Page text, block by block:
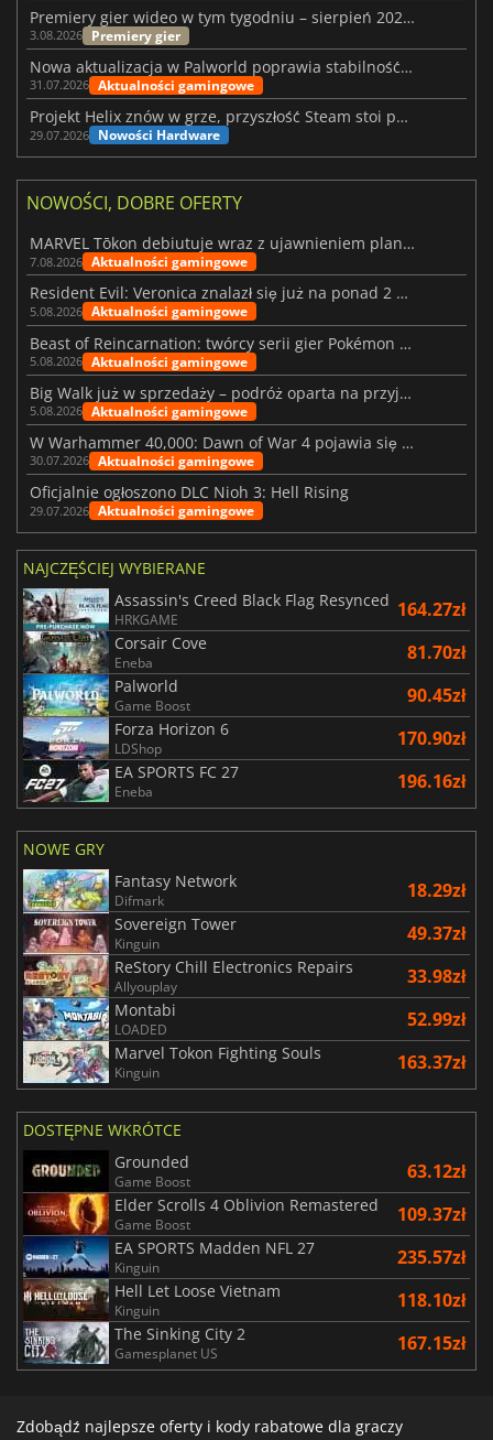
Premiery gier wideo w tym tygodniu – sierpień 2026 r. (32. tydzień)
3.08.2026 Premiery gier
Nowa aktualizacja w Palworld poprawia stabilność Sunreach i walk z bossami
31.07.2026 Aktualności gamingowe
Projekt Helix znów w grze, przyszłość Steam stoi pod znakiem zapytania
29.07.2026 Nowości Hardware
NOWOŚCI, DOBRE OFERTY
MARVEL Tōkon debiutuje wraz z ujawnieniem planu rozwoju na pierwszy rok
7.08.2026 Aktualności gamingowe
Resident Evil: Veronica znalazł się już na ponad 2 milionach list życzeń
5.08.2026 Aktualności gamingowe
Beast of Reincarnation: twórcy serii gier Pokémon wkraczają na nową ścieżkę
5.08.2026 Aktualności gamingowe
Big Walk już w sprzedaży – podróż oparta na przyjaźni
5.08.2026 Aktualności gamingowe
W Warhammer 40,000: Dawn of War 4 pojawia się frakcja Nekronów
30.07.2026 Aktualności gamingowe
Oficjalnie ogłoszono DLC Nioh 3: Hell Rising
29.07.2026 Aktualności gamingowe
NAJCZĘŚCIEJ WYBIERANE
Assassin's Creed Black Flag Resynced
HRKGAME 164.27zł
Corsair Cove
Eneba 81.70zł
Palworld
Game Boost 90.45zł
Forza Horizon 6
LDShop 170.90zł
EA SPORTS FC 27
Eneba 196.16zł
NOWE GRY
Fantasy Network
Difmark 18.29zł
Sovereign Tower
Kinguin 49.37zł
ReStory Chill Electronics Repairs
Allyouplay 33.98zł
Montabi
LOADED 52.99zł
Marvel Tokon Fighting Souls
Kinguin 163.37zł
DOSTĘPNE WKRÓTCE
Grounded
Game Boost 63.12zł
Elder Scrolls 4 Oblivion Remastered
Game Boost 109.37zł
EA SPORTS Madden NFL 27
Kinguin 235.57zł
Hell Let Loose Vietnam
Kinguin 118.10zł
The Sinking City 2
Gamesplanet US 167.15zł
Zdobądź najlepsze oferty i kody rabatowe dla graczy